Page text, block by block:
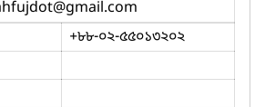
@gmail.com
+৮৮-০২-৫৫০১৩২০২